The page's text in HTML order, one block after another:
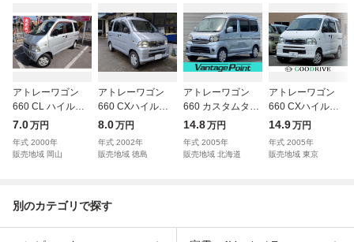
アトレーワゴン
660 CL ハイルー
フ ハイルーフ
84000km
7.0万円
年式 2000年
販売地域 岡山
アトレーワゴン
660 CXハイルー
フ
8.0万円
年式 2002年
販売地域 徳島
アトレーワゴン
660 カスタムター
ボR 4WD 車検2年/
換歴/キーレス/A
14.8万円
年式 2005年
販売地域 北海道
アトレーワゴン
660 CXハイルー
フ オーディオ/CD/
シーガラ
14.9万円
年式 2005年
販売地域 東京
別のカテゴリで探す